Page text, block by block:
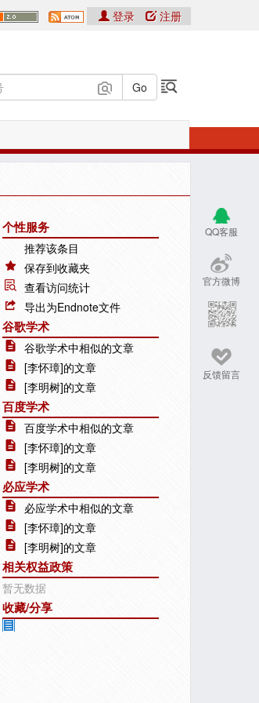
登录 注册
QQ客服
官方微博
反馈留言
个性服务
推荐该条目
保存到收藏夹
查看访问统计
导出为Endnote文件
谷歌学术
谷歌学术中相似的文章
[李怀璋]的文章
[李明树]的文章
百度学术
百度学术中相似的文章
[李怀璋]的文章
[李明树]的文章
必应学术
必应学术中相似的文章
[李怀璋]的文章
[李明树]的文章
相关权益政策
暂无数据
收藏/分享